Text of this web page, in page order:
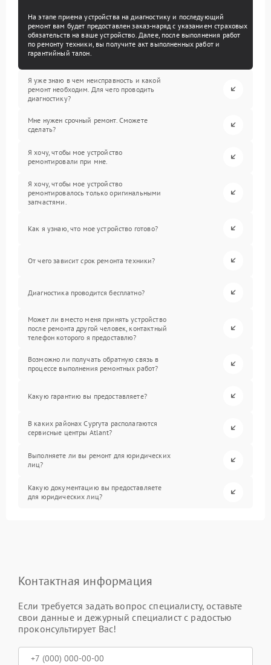
На этапе приема устройства на диагностику и последующий
ремонт вам будет предоставлен заказ-наряд с указанием страховых
обязательств на ваше устройство. Далее, после выполнения работ
по ремонту техники, вы получите акт выполненных работ и
гарантийный талон.
Я уже знаю в чем неисправность и какой
ремонт необходим. Для чего проводить
диагностику?
Мне нужен срочный ремонт. Сможете
сделать?
Я хочу, чтобы мое устройство
ремонтировали при мне.
Я хочу, чтобы мое устройство
ремонтировалось только оригинальными
запчастями.
Как я узнаю, что мое устройство готово?
От чего зависит срок ремонта техники?
Диагностика проводится бесплатно?
Может ли вместо меня принять устройство
после ремонта другой человек, контактный
телефон которого я предоставлю?
Возможно ли получать обратную связь в
процессе выполнения ремонтных работ?
Какую гарантию вы предоставляете?
В каких районах Сургута располагаются
сервисные центры Atlant?
Выполняете ли вы ремонт для юридических
лиц?
Какую документацию вы предоставляете
для юридических лиц?
Контактная информация
Если требуется задать вопрос специалисту, оставьте
свои данные и дежурный специалист с радостью
проконсультирует Вас!